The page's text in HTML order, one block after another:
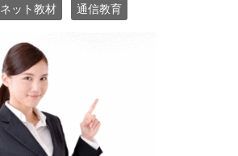
ネット教材 通信教育